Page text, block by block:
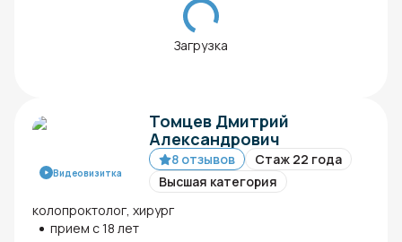
Загрузка
Видеовизитка
Томцев Дмитрий
Александрович
8 отзывов
Стаж 22 года
Высшая категория
колопроктолог, хирург
прием с 18 лет